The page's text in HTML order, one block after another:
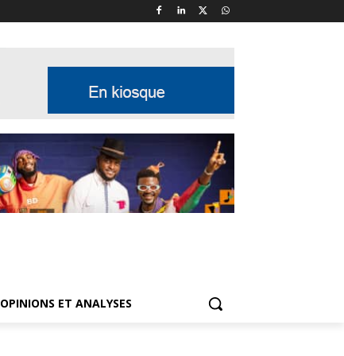
OPINIONS ET ANALYSES